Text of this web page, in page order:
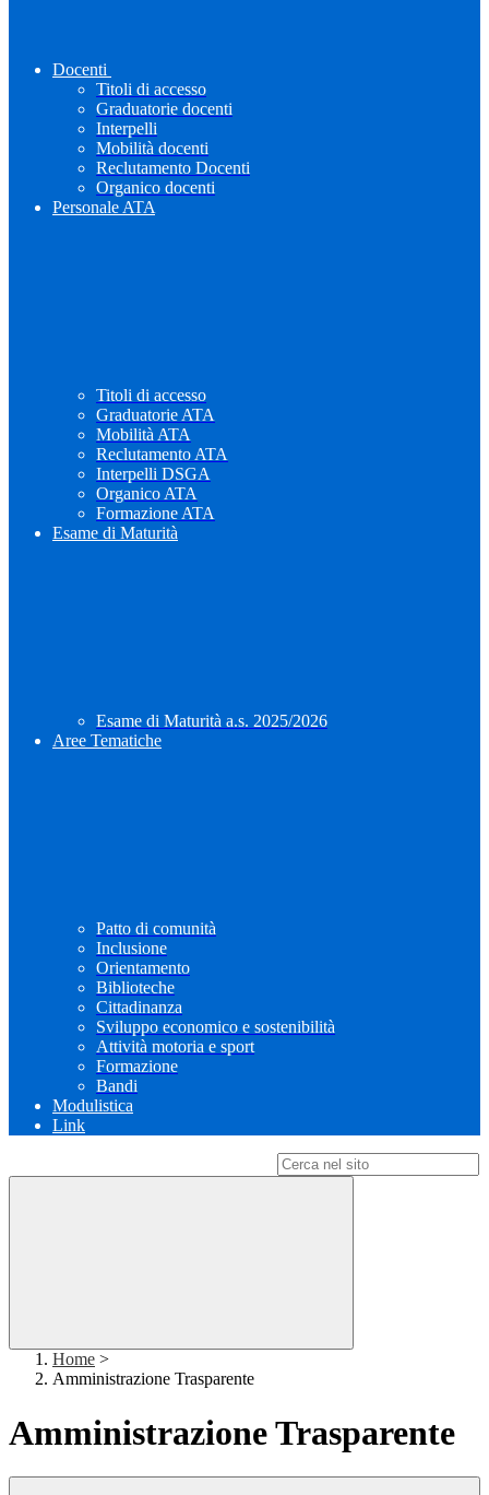
Docenti
Titoli di accesso
Graduatorie docenti
Interpelli
Mobilità docenti
Reclutamento Docenti
Organico docenti
Personale ATA
Titoli di accesso
Graduatorie ATA
Mobilità ATA
Reclutamento ATA
Interpelli DSGA
Organico ATA
Formazione ATA
Esame di Maturità
Esame di Maturità a.s. 2025/2026
Aree Tematiche
Patto di comunità
Inclusione
Orientamento
Biblioteche
Cittadinanza
Sviluppo economico e sostenibilità
Attività motoria e sport
Formazione
Bandi
Modulistica
Link
Home >
Amministrazione Trasparente
Amministrazione Trasparente